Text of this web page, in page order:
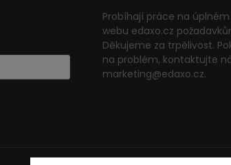
Probíhají práce na
webu edaxo.cz
Děkujeme za trpělivost.
na problém, kontaktujte
marketing@edaxo.cz.